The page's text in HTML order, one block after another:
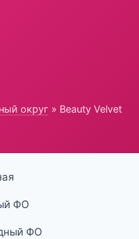
округ » Beauty Velvet
ФО
ФО